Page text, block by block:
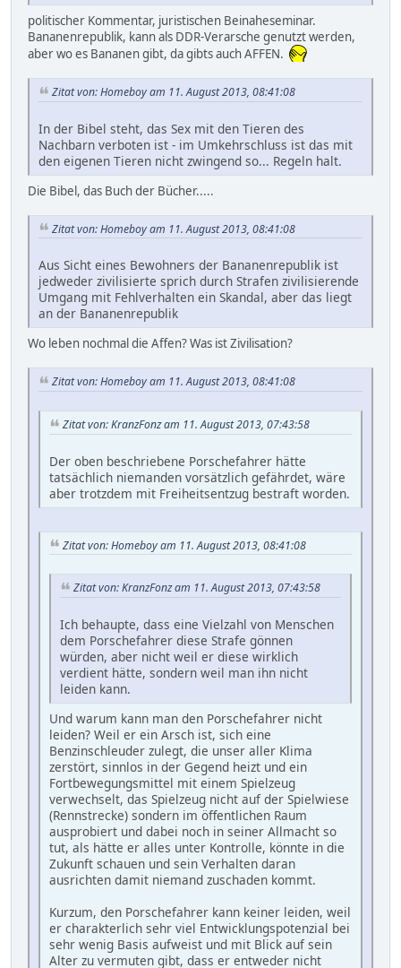
politischer Kommentar, juristischen Beinaheseminar.
Bananenrepublik, kann als DDR-Verarsche genutzt werden,
aber wo es Bananen gibt, da gibts auch AFFEN.
Zitat von: Homeboy am 11. August 2013, 08:41:08
In der Bibel steht, das Sex mit den Tieren des
Nachbarn verboten ist - im Umkehrschluss ist das mit
den eigenen Tieren nicht zwingend so... Regeln halt.
Die Bibel, das Buch der Bücher.....
Zitat von: Homeboy am 11. August 2013, 08:41:08
Aus Sicht eines Bewohners der Bananenrepublik ist
jedweder zivilisierte sprich durch Strafen zivilisierende
Umgang mit Fehlverhalten ein Skandal, aber das liegt
an der Bananenrepublik
Wo leben nochmal die Affen? Was ist Zivilisation?
Zitat von: Homeboy am 11. August 2013, 08:41:08
Zitat von: KranzFonz am 11. August 2013, 07:43:58
Der oben beschriebene Porschefahrer hätte
tatsächlich niemanden vorsätzlich gefährdet, wäre
aber trotzdem mit Freiheitsentzug bestraft worden.
Zitat von: Homeboy am 11. August 2013, 08:41:08
Zitat von: KranzFonz am 11. August 2013, 07:43:58
Ich behaupte, dass eine Vielzahl von Menschen
dem Porschefahrer diese Strafe gönnen
würden, aber nicht weil er diese wirklich
verdient hätte, sondern weil man ihn nicht
leiden kann.
Und warum kann man den Porschefahrer nicht
leiden? Weil er ein Arsch ist, sich eine
Benzinschleuder zulegt, die unser aller Klima
zerstört, sinnlos in der Gegend heizt und ein
Fortbewegungsmittel mit einem Spielzeug
verwechselt, das Spielzeug nicht auf der Spielwiese
(Rennstrecke) sondern im öffentlichen Raum
ausprobiert und dabei noch in seiner Allmacht so
tut, als hätte er alles unter Kontrolle, könnte in die
Zukunft schauen und sein Verhalten daran
ausrichten damit niemand zuschaden kommt.
Kurzum, den Porschefahrer kann keiner leiden, weil
er charakterlich sehr viel Entwicklungspotenzial bei
sehr wenig Basis aufweist und mit Blick auf sein
Alter zu vermuten gibt, dass er entweder nicht